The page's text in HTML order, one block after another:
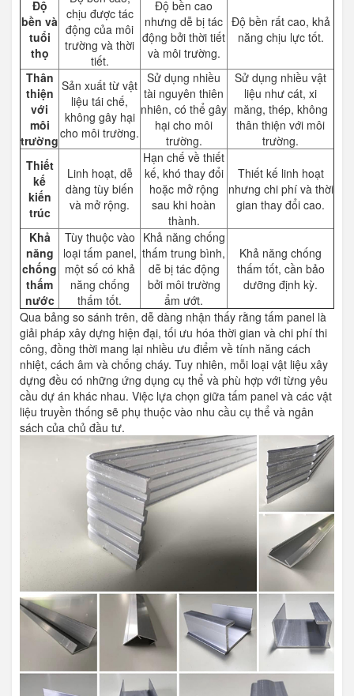
Độ
bền và
tuổi
thọ
chịu được tác
động của môi
trường và thời
tiết.
Độ bền cao
nhưng dễ bị tác
động bởi thời tiết
và môi trường.
Độ bền rất cao, khả
năng chịu lực tốt.
Thân
thiện
với
môi
trường
Sản xuất từ vật
liệu tái chế,
không gây hại
cho môi trường.
Sử dụng nhiều
tài nguyên thiên
nhiên, có thể gây
hại cho môi
trường.
Sử dụng nhiều vật
liệu như cát, xi
măng, thép, không
thân thiện với môi
trường.
Thiết
kế
kiến
trúc
Linh hoạt, dễ
dàng tùy biến
và mở rộng.
Hạn chế về thiết
kế, khó thay đổi
hoặc mở rộng
sau khi hoàn
thành.
Thiết kế linh hoạt
nhưng chi phí và thời
gian thay đổi cao.
Khả
năng
chống
thấm
nước
Tùy thuộc vào
loại tấm panel,
một số có khả
năng chống
thấm tốt.
Khả năng chống
thấm trung bình,
dễ bị tác động
bởi môi trường
ẩm ướt.
Khả năng chống
thấm tốt, cần bảo
dưỡng định kỳ.
Qua bảng so sánh trên, dễ dàng nhận thấy rằng tấm panel là
giải pháp xây dựng hiện đại, tối ưu hóa thời gian và chi phí thi
công, đồng thời mang lại nhiều ưu điểm về tính năng cách
nhiệt, cách âm và chống cháy. Tuy nhiên, mỗi loại vật liệu xây
dựng đều có những ứng dụng cụ thể và phù hợp với từng yêu
cầu dự án khác nhau. Việc lựa chọn giữa tấm panel và các vật
liệu truyền thống sẽ phụ thuộc vào nhu cầu cụ thể và ngân
sách của chủ đầu tư.